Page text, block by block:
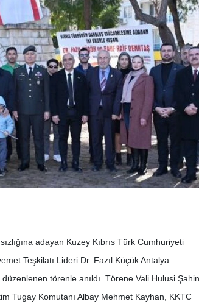
adayan Kuzey Kıbrıs Türk Cumhuriyeti
Teşkilatı Lideri Dr. Fazıl Küçük Antalya
törenle anıldı. Törene Vali Hulusi Şahin,
Tugay Komutanı Albay Mehmet Kayhan, KKTC